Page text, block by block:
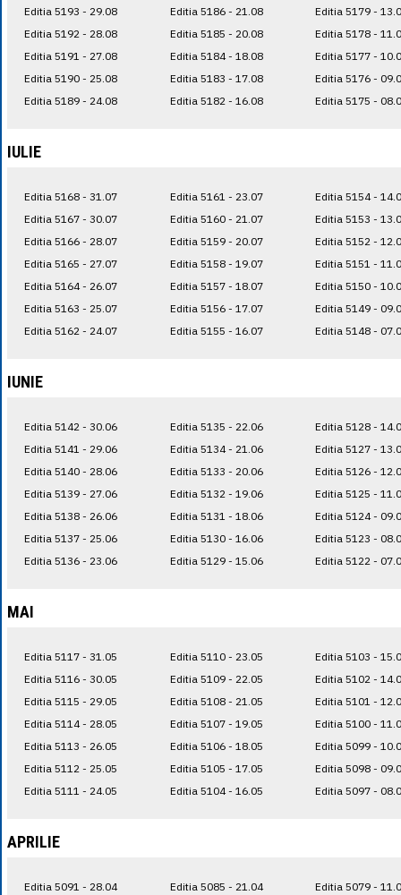
Editia 5193 - 29.08
Editia 5192 - 28.08
Editia 5191 - 27.08
Editia 5190 - 25.08
Editia 5189 - 24.08
Editia 5186 - 21.08
Editia 5185 - 20.08
Editia 5184 - 18.08
Editia 5183 - 17.08
Editia 5182 - 16.08
Editia 5179 -
Editia 5178 -
Editia 5177 -
Editia 5176 -
Editia 5175 -
IULIE
Editia 5168 - 31.07
Editia 5167 - 30.07
Editia 5166 - 28.07
Editia 5165 - 27.07
Editia 5164 - 26.07
Editia 5163 - 25.07
Editia 5162 - 24.07
Editia 5161 - 23.07
Editia 5160 - 21.07
Editia 5159 - 20.07
Editia 5158 - 19.07
Editia 5157 - 18.07
Editia 5156 - 17.07
Editia 5155 - 16.07
Editia 5154 -
Editia 5153 -
Editia 5152 -
Editia 5151 -
Editia 5150 -
Editia 5149 -
Editia 5148 -
IUNIE
Editia 5142 - 30.06
Editia 5141 - 29.06
Editia 5140 - 28.06
Editia 5139 - 27.06
Editia 5138 - 26.06
Editia 5137 - 25.06
Editia 5136 - 23.06
Editia 5135 - 22.06
Editia 5134 - 21.06
Editia 5133 - 20.06
Editia 5132 - 19.06
Editia 5131 - 18.06
Editia 5130 - 16.06
Editia 5129 - 15.06
Editia 5128 -
Editia 5127 -
Editia 5126 -
Editia 5125 -
Editia 5124 -
Editia 5123 -
Editia 5122 -
MAI
Editia 5117 - 31.05
Editia 5116 - 30.05
Editia 5115 - 29.05
Editia 5114 - 28.05
Editia 5113 - 26.05
Editia 5112 - 25.05
Editia 5111 - 24.05
Editia 5110 - 23.05
Editia 5109 - 22.05
Editia 5108 - 21.05
Editia 5107 - 19.05
Editia 5106 - 18.05
Editia 5105 - 17.05
Editia 5104 - 16.05
Editia 5103 -
Editia 5102 -
Editia 5101 -
Editia 5100 -
Editia 5099 -
Editia 5098 -
Editia 5097 -
APRILIE
Editia 5091 - 28.04 Editia 5085 - 21.04 Editia 5079 -